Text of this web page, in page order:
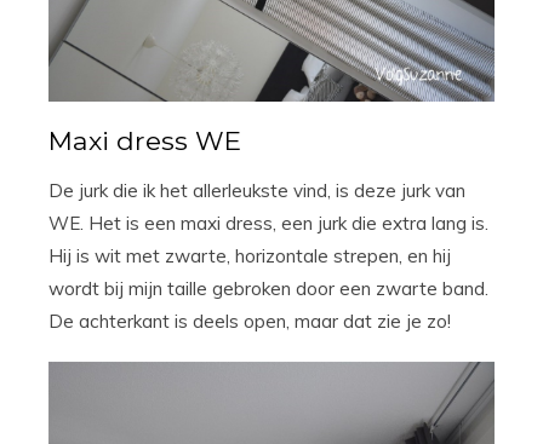
Maxi dress WE
De jurk die ik het allerleukste vind, is deze jurk van
WE. Het is een maxi dress, een jurk die extra lang is.
Hij is wit met zwarte, horizontale strepen, en hij
wordt bij mijn taille gebroken door een zwarte band.
De achterkant is deels open, maar dat zie je zo!